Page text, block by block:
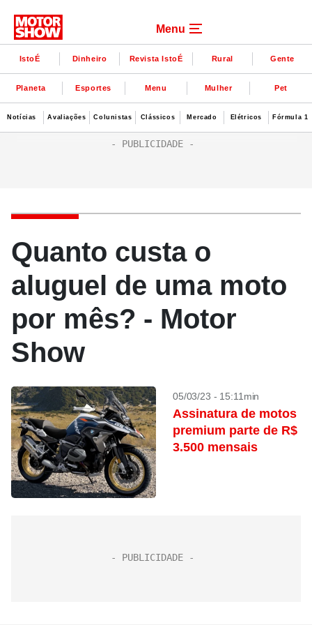
Menu
IstoÉ Dinheiro Revista IstoÉ Rural Gente
Planeta Esportes Menu Mulher Pet
Notícias Avaliações Colunistas Clássicos Mercado Elétricos Fórmula 1
Quanto custa o
aluguel de uma moto
por mês? - Motor
Show
05/03/23 - 15:11min
Assinatura de motos
premium parte de R$
3.500 mensais